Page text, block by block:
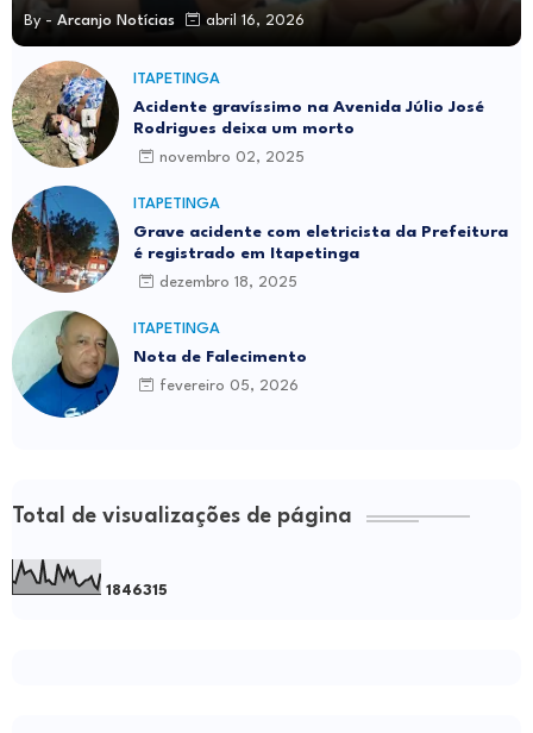
By - Arcanjo Notícias abril 16, 2026
ITAPETINGA
Acidente gravíssimo na Avenida Júlio José
Rodrigues deixa um morto
novembro 02, 2025
ITAPETINGA
Grave acidente com eletricista da Prefeitura
é registrado em Itapetinga
dezembro 18, 2025
ITAPETINGA
Nota de Falecimento
fevereiro 05, 2026
Total de visualizações de página
1 846315